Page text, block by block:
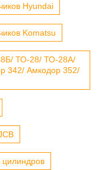
Hyundai
Komatsu
ТО-28/ ТО-28А/
342/ Амкодор 352/
цилиндров